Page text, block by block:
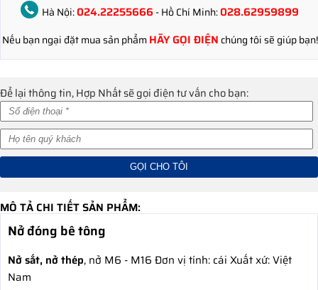
Hà Nội:024.22255666 - Hồ Chí Minh:028.62959899
Nếu bạn ngại đặt mua sản phẩmHÃY GỌI ĐIỆN chúng tôi sẽ giúp bạn!
Để lại thông tin, Hợp Nhất sẽ gọi điện tư vấn cho bạn:
MÔ TẢ CHI TIẾT SẢN PHẨM:
Nở đóng bê tông
Nở sắt, nở thép, nở M6 - M16 Đơn vị tính: cái Xuất xứ: Việt
Nam